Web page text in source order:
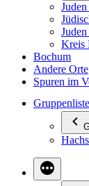
Kreis
Bochum
Andere Orte
Spuren im